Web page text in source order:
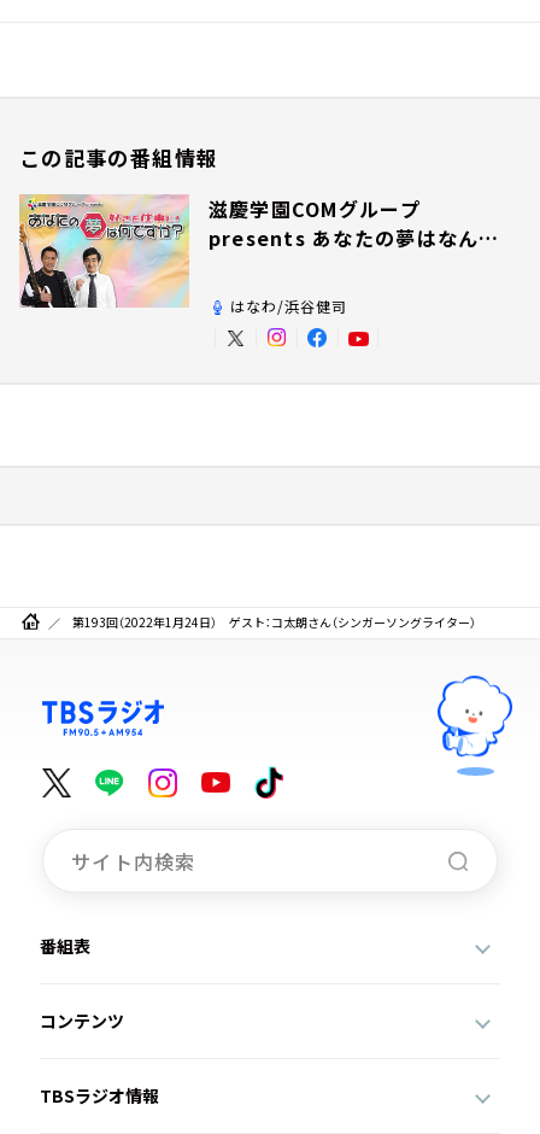
この記事の番組情報
滋慶学園COMグループ
presents あなたの夢はなんで
はなわ/浜谷健司
第193回（2022年1月24日） ゲスト：コ太朗さん（シンガーソングライター）
番組表
コンテンツ
TBSラジオ情報